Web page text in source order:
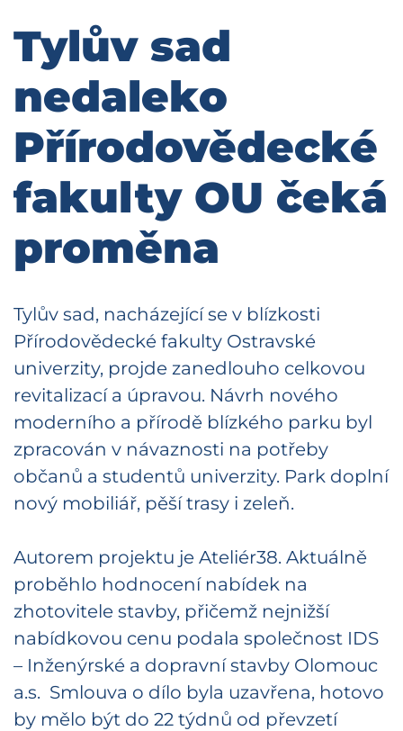
Tylův sad
nedaleko
Přírodovědecké
fakulty OU čeká
proměna
Tylův sad, nacházející se v blízkosti
Přírodovědecké fakulty Ostravské
univerzity, projde zanedlouho celkovou
revitalizací a úpravou. Návrh nového
moderního a přírodě blízkého parku byl
zpracován v návaznosti na potřeby
občanů a studentů univerzity. Park doplní
nový mobiliář, pěší trasy i zeleň.
Autorem projektu je Ateliér38. Aktuálně
proběhlo hodnocení nabídek na
zhotovitele stavby, přičemž nejnižší
nabídkovou cenu podala společnost IDS
– Inženýrské a dopravní stavby Olomouc
a.s. Smlouva o dílo byla uzavřena, hotovo
by mělo být do 22 týdnů od převzetí